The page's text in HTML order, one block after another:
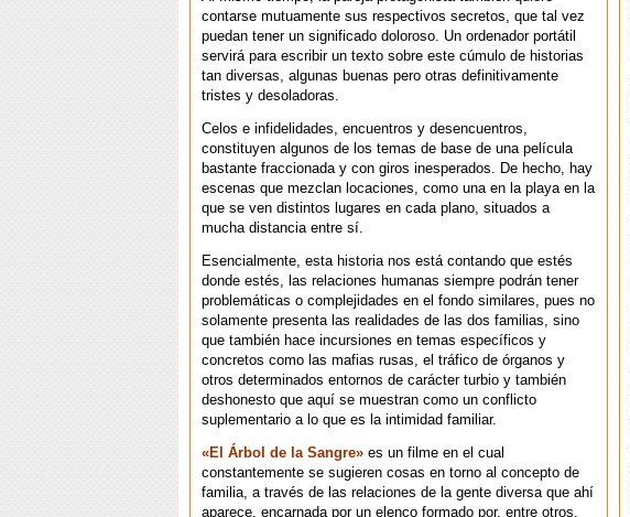
contarse mutuamente sus respectivos secretos, que tal vez
puedan tener un significado doloroso. Un ordenador portátil
servirá para escribir un texto sobre este cúmulo de historias
tan diversas, algunas buenas pero otras definitivamente
tristes y desoladoras.
Celos e infidelidades, encuentros y desencuentros,
constituyen algunos de los temas de base de una película
bastante fraccionada y con giros inesperados. De hecho, hay
escenas que mezclan locaciones, como una en la playa en la
que se ven distintos lugares en cada plano, situados a
mucha distancia entre sí.
Esencialmente, esta historia nos está contando que estés
donde estés, las relaciones humanas siempre podrán tener
problemáticas o complejidades en el fondo similares, pues no
solamente presenta las realidades de las dos familias, sino
que también hace incursiones en temas específicos y
concretos como las mafias rusas, el tráfico de órganos y
otros determinados entornos de carácter turbio y también
deshonesto que aquí se muestran como un conflicto
suplementario a lo que es la intimidad familiar.
«El Árbol de la Sangre» es un filme en el cual
constantemente se sugieren cosas en torno al concepto de
familia, a través de las relaciones de la gente diversa que ahí
aparece, encarnada por un elenco formado por, entre otros,